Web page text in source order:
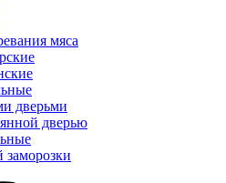
мяса
дверьми
дверью